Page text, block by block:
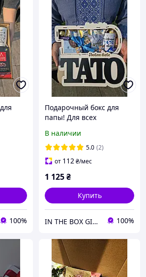
100%
Подарочный бокс для
папы! Для всех
Универсальный подарок
отцу! Папе!
В наличии
5.0 (2)
от 112₴/мес
1 125₴
Купить
IN THE BOX GIFT Подарункові бокси до будь-яких свят! 100%